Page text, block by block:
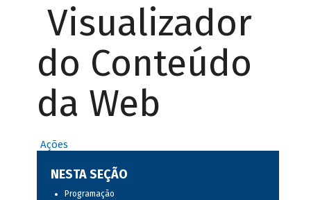
Visualizador
do Conteúdo
da Web
Ações
NESTA SEÇÃO
Programação